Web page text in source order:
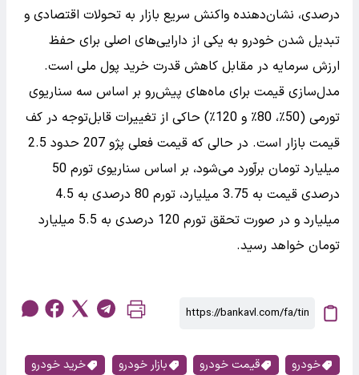
درصدی، نشان‌دهنده واکنش سریع بازار به تحولات اقتصادی و
تبدیل شدن خودرو به یکی از دارایی‌های اصلی برای حفظ
ارزش سرمایه در مقابل کاهش قدرت خرید پول ملی است.
مدل‌سازی قیمت برای ماه‌های پیش‌رو بر اساس سه سناریوی
تورمی (50٪، 80٪ و 120٪) حاکی از تغییرات قابل‌توجه در کف
قیمت بازار است. در حالی که قیمت فعلی پژو 207 حدود 2.5
میلیارد تومان برآورد می‌شود، بر اساس سناریوی تورم 50
درصدی قیمت به 3.75 میلیارد، تورم 80 درصدی به 4.5
میلیارد و در صورت تحقق تورم 120 درصدی به 5.5 میلیارد
تومان خواهد رسید.
خودرو قیمت خودرو بازار خودرو
خرید خودرو